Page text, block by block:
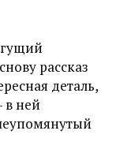
рассказ
деталь,
в ней